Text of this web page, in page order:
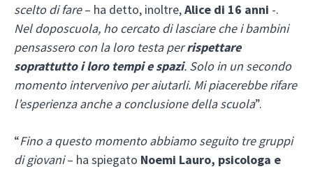
scelto di fare– ha detto, inoltre,Alice di 16 anni -.
Nel doposcuola, ho cercato di lasciare che i bambini
pensassero con la loro testa perrispettare
soprattutto i loro tempi e spazi. Solo in un secondo
momento intervenivo per aiutarli. Mi piacerebbe rifare
l’esperienza anche a conclusione della scuola”.
“Fino a questo momento abbiamo seguito tre gruppi
di giovani– ha spiegato Noemi Lauro, psicologa e